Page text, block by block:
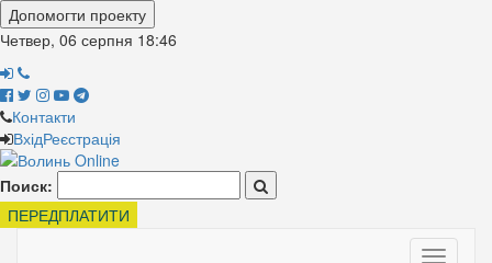
Допомогти проекту
Четвер, 06 серпня 18:46
Контакти
ВхідРеєстрація
Поиск:
ПЕРЕДПЛАТИТИ
Toggle